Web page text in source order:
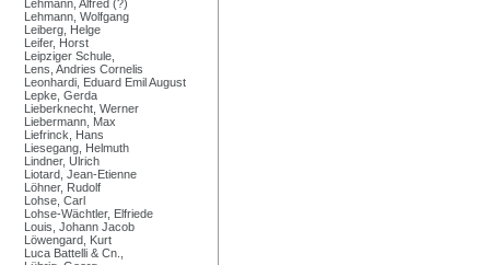
Lehmann, Alfred (?)
Lehmann, Wolfgang
Leiberg, Helge
Leifer, Horst
Leipziger Schule,
Lens, Andries Cornelis
Leonhardi, Eduard Emil August
Lepke, Gerda
Lieberknecht, Werner
Liebermann, Max
Liefrinck, Hans
Liesegang, Helmuth
Lindner, Ulrich
Liotard, Jean-Etienne
Löhner, Rudolf
Lohse, Carl
Lohse-Wächtler, Elfriede
Louis, Johann Jacob
Löwengard, Kurt
Luca Battelli & Cn.,